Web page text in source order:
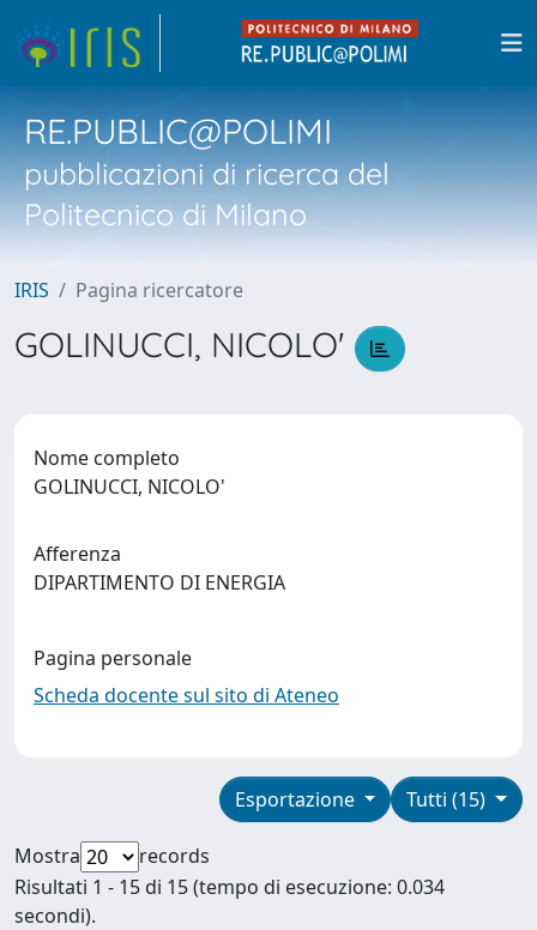
RE.PUBLIC@POLIMI
pubblicazioni di ricerca del
Politecnico di Milano
IRIS Pagina ricercatore
GOLINUCCI, NICOLO'
Nome completo
GOLINUCCI, NICOLO'
Afferenza
DIPARTIMENTO DI ENERGIA
Pagina personale
Scheda docente sul sito di Ateneo
Tutti (15)
Esportazione
Mostra
records
Risultati 1 - 15 di 15 (tempo di esecuzione: 0.034
secondi).